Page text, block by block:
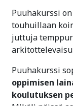
Puuhakurssi
touhuillaan
juttuja
Puuhakurssi
oppimisen
koulutuksen